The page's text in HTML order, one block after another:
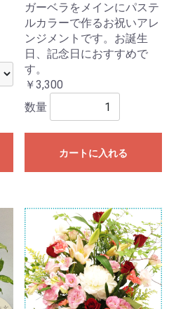
ガーベラをメインにパステ
ルカラーで作るお祝いアレ
ンジメントです。お誕生
日、記念日におすすめで
す。
￥3,300
数量
カートに入れる